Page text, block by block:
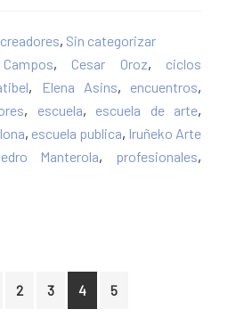
, Sin categorizar
, Cesar Oroz, ciclos
, Elena Asins, encuentros,
, escuela, escuela de arte,
, escuela publica, Iruñeko Arte
Manterola, profesionales,
Page
2 Page
3 Page
4 Page
5